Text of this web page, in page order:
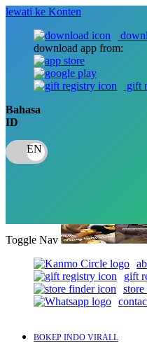
lewati ke Konten
download app from:
gift
Bahasa
ID
Toggle Nav
gift
BOKEP INDO VIRALL